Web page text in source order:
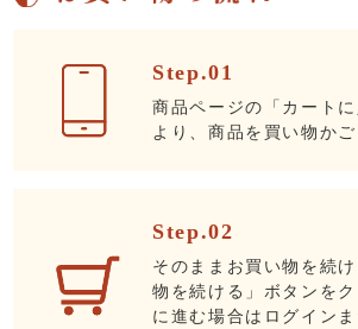
Step.01
商品ページの「カート
より、商品を買い物かご
Step.02
そのままお買い物を続
物を続ける」ボタンを
に進む場合はログイン